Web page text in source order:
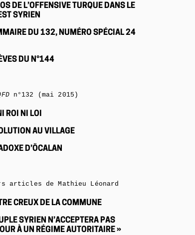
DE L’OFFENSIVE TURQUE DANS LE
SYRIEN
DU 132, NUMÉRO SPÉCIAL 24
DU N°144
n°132 (mai 2015)
ROI NI LOI
AU VILLAGE
D’ÖCALAN
articles de Mathieu Léonard
CREUX DE LA COMMUNE
SYRIEN N’ACCEPTERA PAS
À UN RÉGIME AUTORITAIRE »